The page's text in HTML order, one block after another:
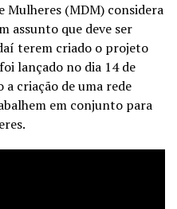
Mulheres (MDM) considera
assunto que deve ser
terem criado o projeto
lançado no dia 14 de
criação de uma rede
em conjunto para